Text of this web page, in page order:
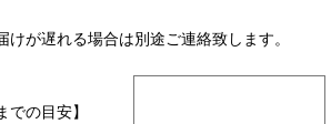
けが遅れる場合は別途ご連絡致します。
での目安】